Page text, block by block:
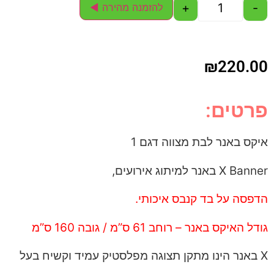
-
+ להזמנה מהירה ◄
₪220.00
פרטים:
איקס באנר לבת מצווה דגם 1
X Banner באנר למיתוג אירועים,
הדפסה על בד קנבס איכותי.
גודל האיקס באנר – רוחב 61 ס”מ / גובה 160 ס”מ
X באנר הינו מתקן תצוגה מפלסטיק עמיד וקשיח בעל